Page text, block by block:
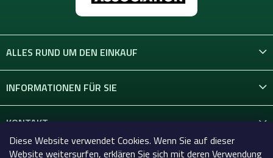
Diese Website verwendet Cookies. Wenn Sie auf dieser
Website weitersurfen, erklären Sie sich mit deren Verwendung
ALLES RUND UM DEN EINKAUF
INFORMATIONEN FÜR SIE
KONTAKT